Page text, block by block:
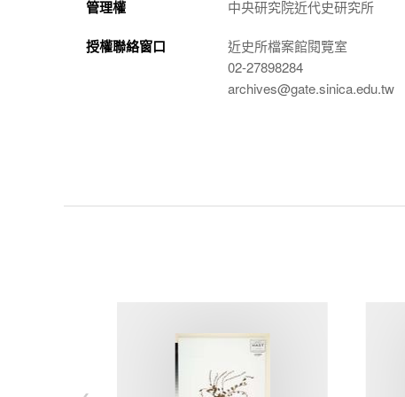
管理權 中央研究院近代史研究所
授權聯絡窗口
近史所檔案館閱覽室
02-27898284
archives@gate.sinica.edu.tw